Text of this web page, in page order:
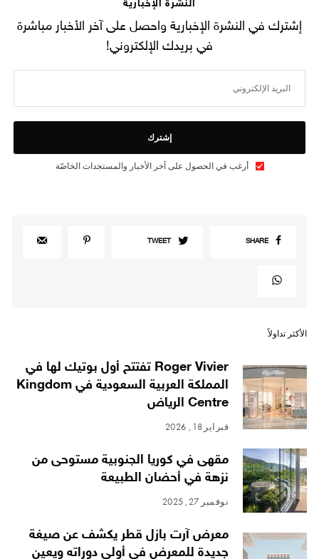
النشرة الإخبارية
إشترك في النشرة الإخبارية واحصل على آخر الأخبار مباشرة
في بريدك الإلكتروني!
إشترك
أرغب في الحصول على آخر الأخبار والمستجدات الخاصّة
SHARE
TWEET
الأكثر تداولاً
Roger Vivier تفتتح أول بوتيك لها في
المملكة العربية السعودية في Kingdom
Centre الرياض
فبراير 18, 2026
مقهى في كوريا الجنوبية مستوحى من
نزهة في أحضان الطبيعة
نوفمبر 27, 2025
معرض آرت بازل قطر يكشف عن صيغة
جديدة للمعرض في أولى دوراته ويعين